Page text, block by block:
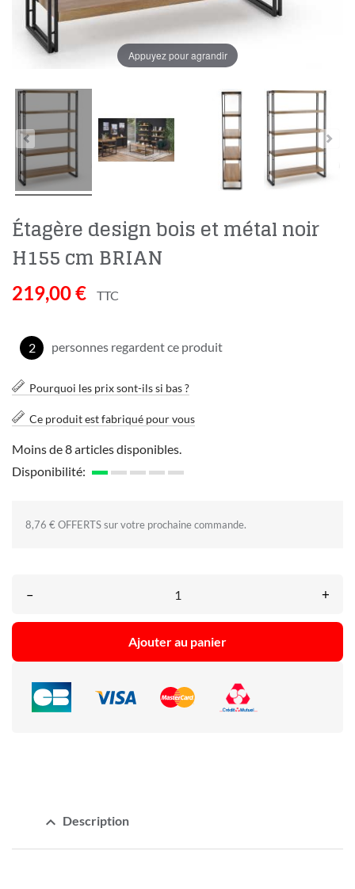
Appuyez pour agrandir
Étagère design bois et métal noir
H155 cm BRIAN
219,00 € TTC
2 personnes regardent ce produit
Pourquoi les prix sont-ils si bas ?
Ce produit est fabriqué pour vous
Moins de 8 articles disponibles.
Disponibilité:
8,76 € OFFERTS sur votre prochaine commande.
– +
Ajouter au panier
expand_less Description